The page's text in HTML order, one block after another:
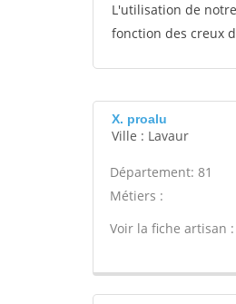
L'utilisation de
fonction des creux
X. proalu
Ville : Lavaur
Département: 81
Métiers :
Voir la fiche artisan :